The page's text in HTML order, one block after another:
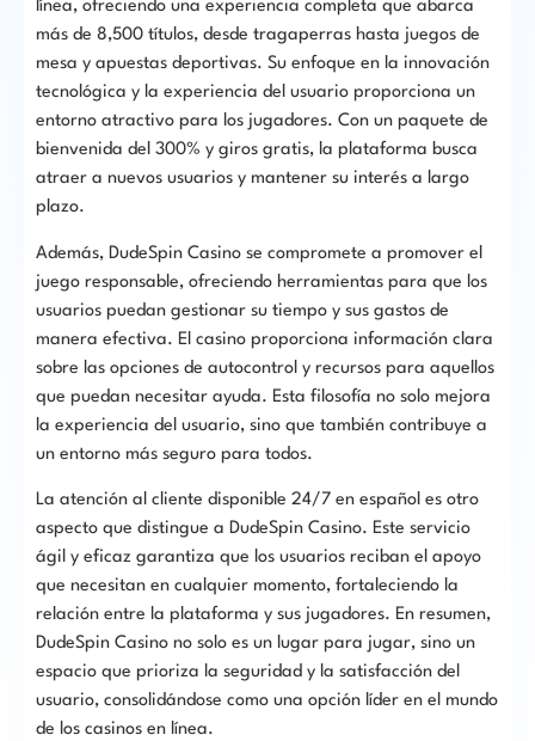
línea, ofreciendo una experiencia completa que abarca
más de 8,500 títulos, desde tragaperras hasta juegos de
mesa y apuestas deportivas. Su enfoque en la innovación
tecnológica y la experiencia del usuario proporciona un
entorno atractivo para los jugadores. Con un paquete de
bienvenida del 300% y giros gratis, la plataforma busca
atraer a nuevos usuarios y mantener su interés a largo
plazo.
Además, DudeSpin Casino se compromete a promover el
juego responsable, ofreciendo herramientas para que los
usuarios puedan gestionar su tiempo y sus gastos de
manera efectiva. El casino proporciona información clara
sobre las opciones de autocontrol y recursos para aquellos
que puedan necesitar ayuda. Esta filosofía no solo mejora
la experiencia del usuario, sino que también contribuye a
un entorno más seguro para todos.
La atención al cliente disponible 24/7 en español es otro
aspecto que distingue a DudeSpin Casino. Este servicio
ágil y eficaz garantiza que los usuarios reciban el apoyo
que necesitan en cualquier momento, fortaleciendo la
relación entre la plataforma y sus jugadores. En resumen,
DudeSpin Casino no solo es un lugar para jugar, sino un
espacio que prioriza la seguridad y la satisfacción del
usuario, consolidándose como una opción líder en el mundo
de los casinos en línea.